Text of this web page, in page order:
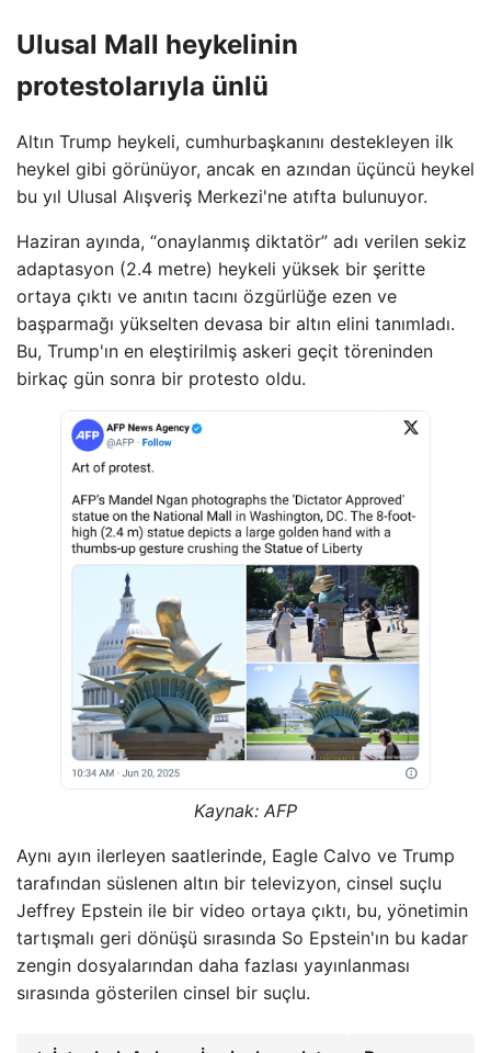
Ulusal Mall heykelinin
protestolarıyla ünlü
Altın Trump heykeli, cumhurbaşkanını destekleyen ilk
heykel gibi görünüyor, ancak en azından üçüncü heykel
bu yıl Ulusal Alışveriş Merkezi'ne atıfta bulunuyor.
Haziran ayında, “onaylanmış diktatör” adı verilen sekiz
adaptasyon (2.4 metre) heykeli yüksek bir şeritte
ortaya çıktı ve anıtın tacını özgürlüğe ezen ve
başparmağı yükselten devasa bir altın elini tanımladı.
Bu, Trump'ın en eleştirilmiş askeri geçit töreninden
birkaç gün sonra bir protesto oldu.
Kaynak: AFP
Aynı ayın ilerleyen saatlerinde, Eagle Calvo ve Trump
tarafından süslenen altın bir televizyon, cinsel suçlu
Jeffrey Epstein ile bir video ortaya çıktı, bu, yönetimin
tartışmalı geri dönüşü sırasında So Epstein'ın bu kadar
zengin dosyalarından daha fazlası yayınlanması
sırasında gösterilen cinsel bir suçlu.